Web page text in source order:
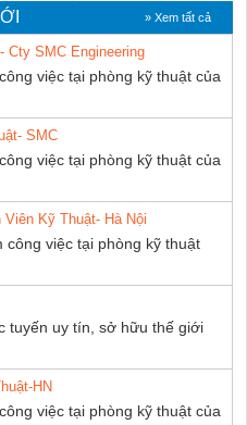
CƠ
SUPPLY
» Xem tất cả
Cty SMC Engineering
việc tại phòng kỹ thuật của
SMC
việc tại phòng kỹ thuật của
Kỹ Thuật- Hà Nội
việc tại phòng kỹ thuật
tuyến uy tín, sở hữu thế giới
HN
việc tại phòng kỹ thuật của